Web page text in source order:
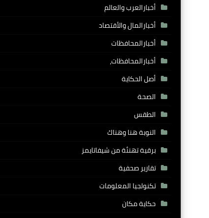
أخبارالعرب والعالم
أخبارالمال والأقتصاد
أخبارالمحافظات
أخبارالمحافظات،
أصل الحكاية
الصحة
الطقس
النوبة هنا وهناك
برقية تهنئة من شيفاتايمز
تقارير صحفية
تكنولجيا المعلومات
حكاية مكان